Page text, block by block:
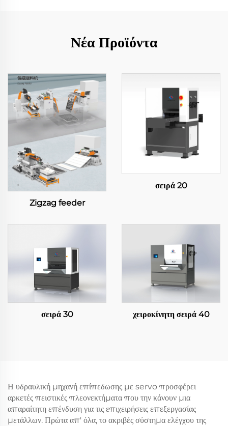
Νέα Προϊόντα
Zigzag feeder
σειρά 20
σειρά 30 χειροκίνητη σειρά 40
Η υδραυλική μηχανή επίπεδωσης με servo προσφέρει
αρκετές πειστικές πλεονεκτήματα που την κάνουν μια
απαραίτητη επένδυση για τις επιχειρήσεις επεξεργασίας
μετάλλων. Πρώτα απ' όλα, το ακριβές σύστημα ελέγχου της